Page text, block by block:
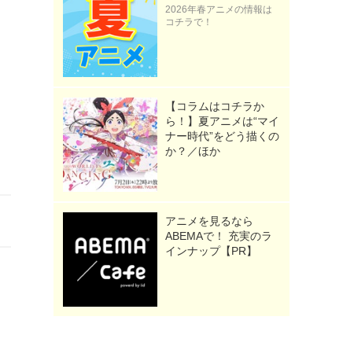
2026年春アニメの情報は
コチラで！
【コラムはコチラか
ら！】夏アニメは“マイ
ナー時代”をどう描くの
か？／ほか
アニメを見るなら
ABEMAで！ 充実のラ
インナップ【PR】